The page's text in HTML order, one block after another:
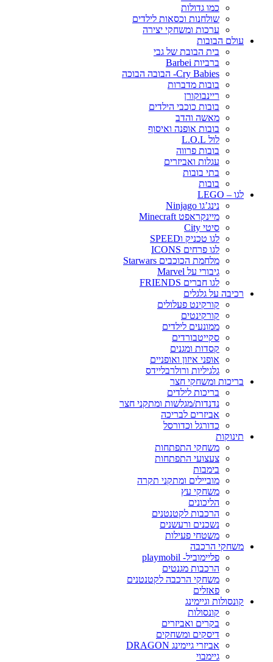
כמו גדולות
שולחנות וכסאות לילדים
ערכות ומשחקי יצירה
עולם הבובות
בית הבובת של גבי
ברביות Barbei
Cry Babies- הבובה הבוכה
בובות מדברות
ריינבוקורן
בובות כוכבי הילדים
מאשה והדב
בובות אופנה ואיסוף
לול L.O.L
בובות פרווה
עגלות ואביזרים
בתי בובות
בובות
לגו – LEGO
נינג’גו Ninjago
מיינקראפט Minecraft
סיטי City
לגו טכניק וSPEED
לגו פרחים ICONS
מלחמת הכוכבים Starwars
גיבורי על Marvel
לגו חברים FRIENDS
רכיבה על גלגלים
קורקינט פעלולים
קורקינטים
ממונעים לילדים
סקייטבורדים
קסדות ומגנים
אופני איזון ואופניים
גלגיליות ורולרבליידס
בריכות ומשחקי חצר
בריכות לילדים
נדנדות/מגלשות ומתקני חצר
אביזרים לבריכה
כדורגל וכדורסל
תינוקות
משחקי התפתחות
צעצועי התפתחות
בימבות
מוביילים ומתקני תקרה
משחקי עץ
הליכונים
הרכבות לקטנטנים
נשכנים ורעשנים
משטחי פעילות
משחקי הרכבה
פליימוביל- playmobil
הרכבות מגנטים
משחקי הרכבה לקטנטנים
פאזלים
קונסולות וגיימינג
קונסולות
בקרים ואביזרים
דיסקים ומשחקים
אביזרי גיימינג DRAGON
גיימבוי